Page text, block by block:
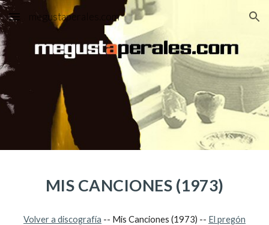
Skip to main content Skip to navigation
megustaperales.com
MIS CANCIONES (1973)
Volver a discografía -- Mis Canciones (1973) -- El pregón